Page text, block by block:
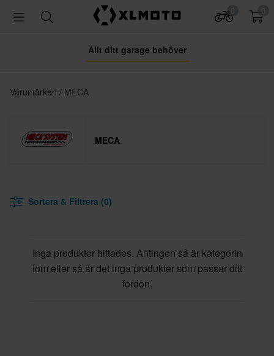
Allt ditt garage behöver
Varumärken MECA
MECA
Sortera & Filtrera (0)
Inga produkter hittades. Antingen så är kategorin
tom eller så är det inga produkter som passar ditt
fordon.